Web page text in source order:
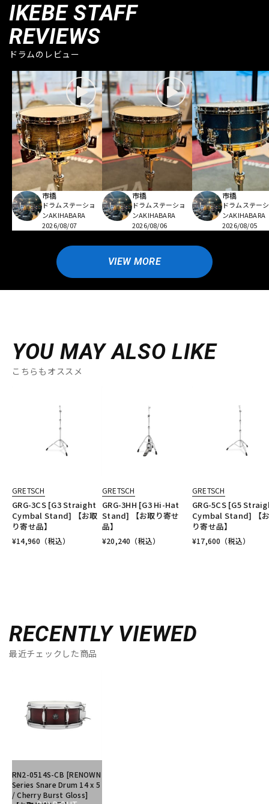
IKEBE STAFF
REVIEWS
ドラムのレビュー
市橋
ドラムステーショ
ンAKIHABARA
2026/08/07
市橋
ドラムステーショ
ンAKIHABARA
2026/08/06
市橋
ドラムステー
ンAKIHABARA
2026/08/05
VIEW MORE
YOU MAY ALSO LIKE
こちらもオススメ
GRETSCH
GRG-3CS [G3 Straight
Cymbal Stand] 【お取
り寄せ品】
¥14,960 （税込）
GRETSCH
GRG-3HH [G3 Hi-Hat
Stand] 【お取り寄せ
品】
¥20,240 （税込）
GRETSCH
GRG-5CS [G5
Cymbal Stand] 【
り寄せ品】
¥17,600 （税込）
RECENTLY VIEWED
最近チェックした商品
RN2-0514S-CB [RENOWN
Series Snare Drum 14 x 5
/ Cherry Burst Gloss]